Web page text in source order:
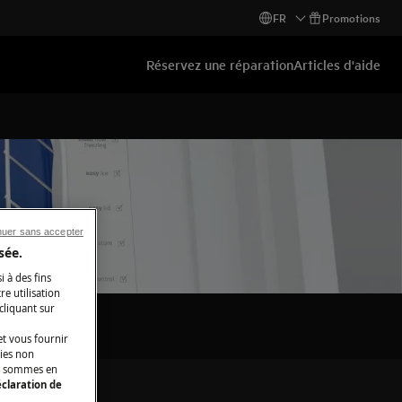
FR Promotions
Réservez une réparationArticles d'aide
à des fins
utilisation
sur
vous fournir
non
en
de
sans accepter